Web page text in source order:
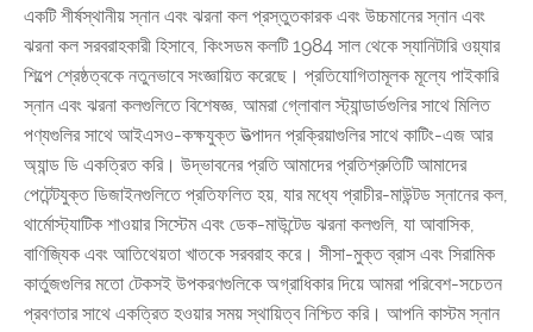
একটি শীর্ষস্থানীয় স্নান এবং ঝরনা কল প্রস্তুতকারক এবং উচ্চমানের স্নান এবং
ঝরনা কল সরবরাহকারী হিসাবে, কিংসডম কলটি 1984 সাল থেকে স্যানিটারি ওয়্যার
শিল্পে শ্রেষ্ঠত্বকে নতুনভাবে সংজ্ঞায়িত করেছে। প্রতিযোগিতামূলক মূল্যে পাইকারি
স্নান এবং ঝরনা কলগুলিতে বিশেষজ্ঞ, আমরা গ্লোবাল স্ট্যান্ডার্ডগুলির সাথে মিলিত
পণ্যগুলির সাথে আইএসও-কক্ষযুক্ত উত্পাদন প্রক্রিয়াগুলির সাথে কাটিং-এজ আর
অ্যান্ড ডি একত্রিত করি। উদ্ভাবনের প্রতি আমাদের প্রতিশ্রুতিটি আমাদের
পেটেন্টযুক্ত ডিজাইনগুলিতে প্রতিফলিত হয়, যার মধ্যে প্রাচীর-মাউন্টড স্নানের কল,
থার্মোস্ট্যাটিক শাওয়ার সিস্টেম এবং ডেক-মাউন্টেড ঝরনা কলগুলি, যা আবাসিক,
বাণিজ্যিক এবং আতিথেয়তা খাতকে সরবরাহ করে। সীসা-মুক্ত ব্রাস এবং সিরামিক
কার্তুজগুলির মতো টেকসই উপকরণগুলিকে অগ্রাধিকার দিয়ে আমরা পরিবেশ-সচেতন
প্রবণতার সাথে একত্রিত হওয়ার সময় স্থায়িত্ব নিশ্চিত করি। আপনি কাস্টম স্নান